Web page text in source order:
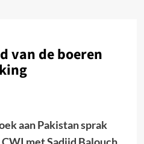
van de boeren
aan Pakistan sprak